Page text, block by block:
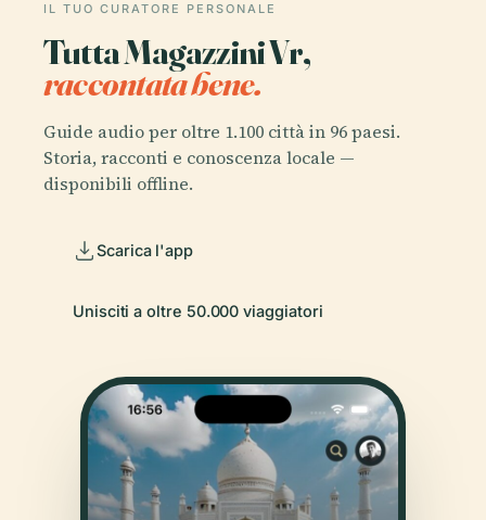
IL TUO CURATORE PERSONALE
Tutta Magazzini Vr,
raccontata bene.
Guide audio per oltre 1.100 città in 96 paesi.
Storia, racconti e conoscenza locale —
disponibili offline.
Scarica l'app
Unisciti a oltre 50.000 viaggiatori